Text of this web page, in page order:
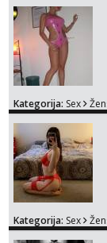
Kategorija: Sex
Kategorija: Sex